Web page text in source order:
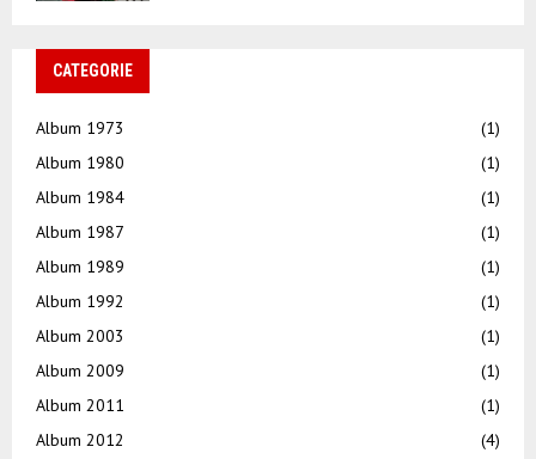
CATEGORIE
Album 1973
(1)
Album 1980
(1)
Album 1984
(1)
Album 1987
(1)
Album 1989
(1)
Album 1992
(1)
Album 2003
(1)
Album 2009
(1)
Album 2011
(1)
Album 2012
(4)